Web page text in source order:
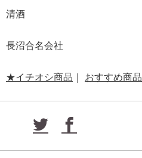
清酒
長沼合名会社
★イチオシ商品 おすすめ商品